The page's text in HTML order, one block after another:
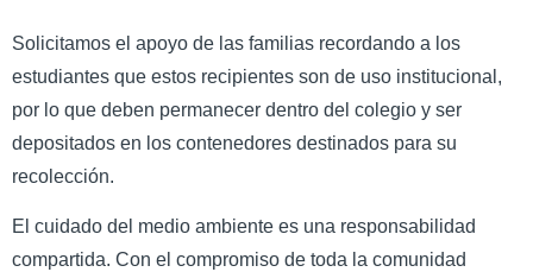
Solicitamos el apoyo de las familias recordando a los
estudiantes que estos recipientes son de uso institucional,
por lo que deben permanecer dentro del colegio y ser
depositados en los contenedores destinados para su
recolección.
El cuidado del medio ambiente es una responsabilidad
compartida. Con el compromiso de toda la comunidad